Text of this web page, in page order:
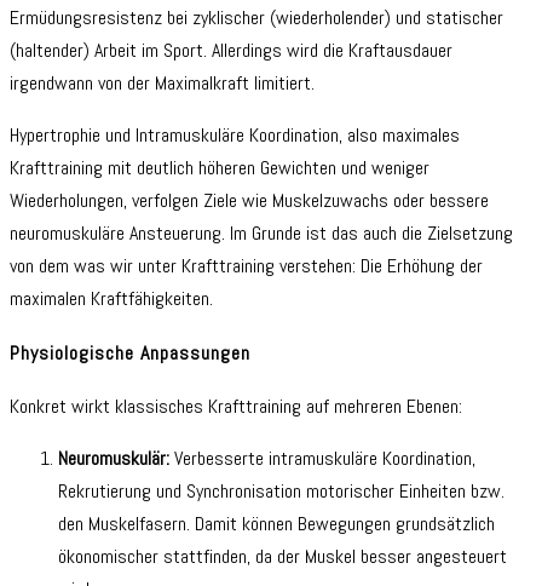
Ermüdungsresistenz bei zyklischer (wiederholender) und statischer
(haltender) Arbeit im Sport. Allerdings wird die Kraftausdauer
irgendwann von der Maximalkraft limitiert.
Hypertrophie und Intramuskuläre Koordination, also maximales
Krafttraining mit deutlich höheren Gewichten und weniger
Wiederholungen, verfolgen Ziele wie Muskelzuwachs oder bessere
neuromuskuläre Ansteuerung. Im Grunde ist das auch die Zielsetzung
von dem was wir unter Krafttraining verstehen: Die Erhöhung der
maximalen Kraftfähigkeiten.
Physiologische Anpassungen
Konkret wirkt klassisches Krafttraining auf mehreren Ebenen:
Neuromuskulär:Verbesserte intramuskuläre Koordination,
Rekrutierung und Synchronisation motorischer Einheiten bzw.
den Muskelfasern. Damit können Bewegungen grundsätzlich
ökonomischer stattfinden, da der Muskel besser angesteuert